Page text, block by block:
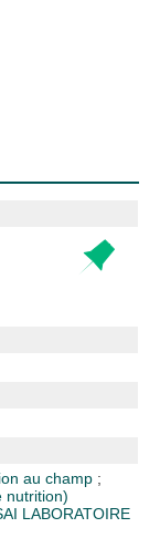
au champ ;
nutrition)
LABORATOIRE